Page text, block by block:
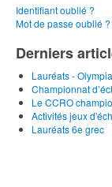
Identifiant oublié ?
Mot de passe oublié ?
Derniers
Lauréats -
Championnat
Le CCRO
Activités jeux
Lauréats 6e grec